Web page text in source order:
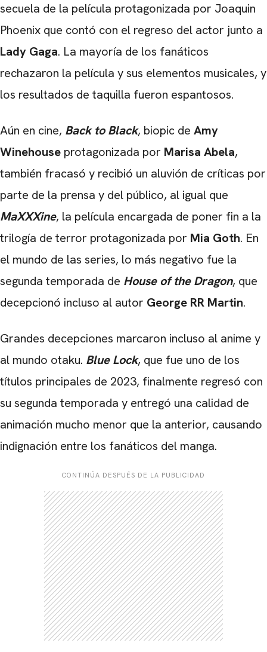
secuela de la película protagonizada por Joaquin
Phoenix que contó con el regreso del actor junto a
Lady Gaga. La mayoría de los fanáticos
rechazaron la película y sus elementos musicales, y
los resultados de taquilla fueron espantosos.
Aún en cine, Back to Black, biopic de Amy
Winehouse protagonizada por Marisa Abela,
también fracasó y recibió un aluvión de críticas por
parte de la prensa y del público, al igual que
MaXXXine, la película encargada de poner fin a la
trilogía de terror protagonizada por Mia Goth. En
el mundo de las series, lo más negativo fue la
segunda temporada de House of the Dragon, que
decepcionó incluso al autor George RR Martin.
Grandes decepciones marcaron incluso al anime y
al mundo otaku. Blue Lock, que fue uno de los
títulos principales de 2023, finalmente regresó con
su segunda temporada y entregó una calidad de
animación mucho menor que la anterior, causando
indignación entre los fanáticos del manga.
CONTINÚA DESPUÉS DE LA PUBLICIDAD